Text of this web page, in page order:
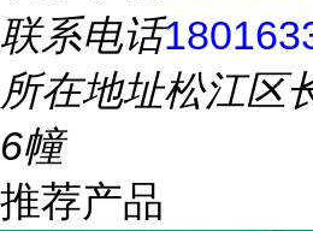
联系电话
所在地址松江区
6幢
推荐产品